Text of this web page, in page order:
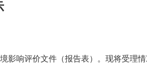
影响评价文件（报告表）。现将受理